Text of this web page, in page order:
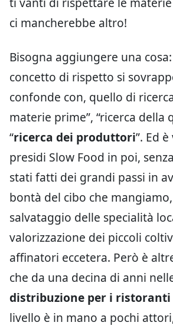
ci mancherebbe altro!
Bisogna aggiungere una
concetto di rispetto si
confonde con, quello di
materie prime”, “ricerca della
“ricerca dei produttori”. Ed
presidi Slow Food in poi,
stati fatti dei grandi passi in
bontà del cibo che
salvataggio delle specialità
valorizzazione dei piccoli
affinatori eccetera. Però è
che da una decina di anni
distribuzione per i ristoranti
livello è in mano a pochi